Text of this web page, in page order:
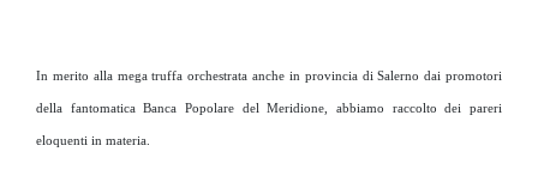
In merito alla mega truffa orchestrata anche in provincia di Salerno dai promotori
della fantomatica Banca Popolare del Meridione, abbiamo raccolto dei pareri
eloquenti in materia.